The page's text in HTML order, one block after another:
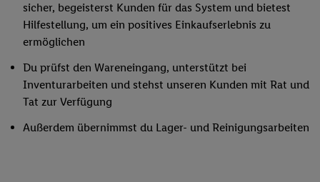
sicher, begeisterst Kunden für das System und bietest
Hilfestellung, um ein positives Einkaufserlebnis zu
ermöglichen
Du prüfst den Wareneingang, unterstützt bei
Inventurarbeiten und stehst unseren Kunden mit Rat und
Tat zur Verfügung
Außerdem übernimmst du Lager- und Reinigungsarbeiten